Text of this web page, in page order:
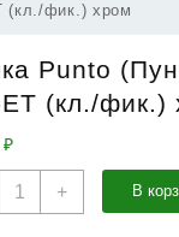
(кл./фик.) хром
Punto
(кл./фик.)
₽
Количество
+ В